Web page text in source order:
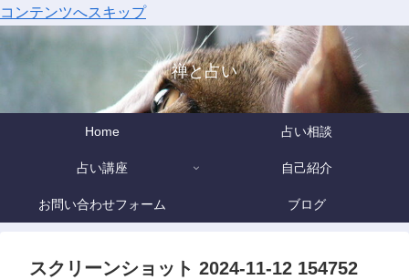
コンテンツへスキップ
禅と占い
Home 占い相談
占い講座 自己紹介
お問い合わせフォーム ブログ
スクリーンショット 2024-11-12 154752